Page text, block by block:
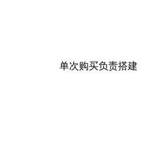
单次购买负责搭建